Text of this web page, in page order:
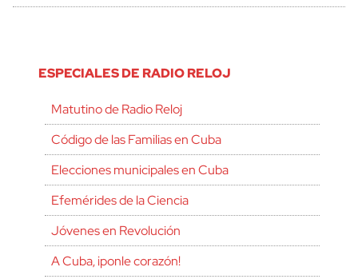
ESPECIALES DE RADIO RELOJ
Matutino de Radio Reloj
Código de las Familias en Cuba
Elecciones municipales en Cuba
Efemérides de la Ciencia
Jóvenes en Revolución
A Cuba, ¡ponle corazón!